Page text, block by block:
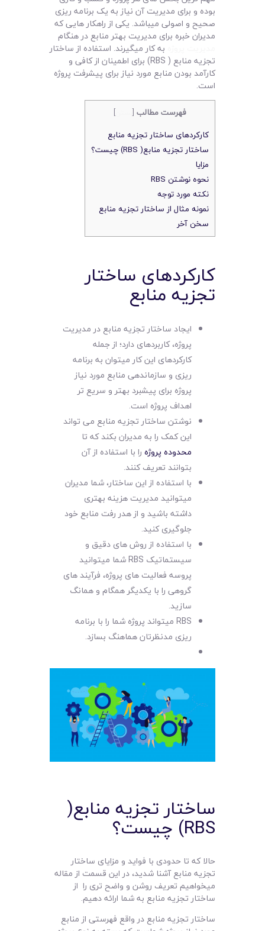
بوده و برای مدیریت آن نیاز به یک برنامه ریزی
صحیح و اصولی میباشد. یکی از راهکار هایی که
مدیران خبره برای مدیریت بهتر منابع در هنگام
به کار میگیرند. استفاده از ساختار
تجزیه منابع ( RBS) برای اطمینان از کافی و
کارآمد بودن منابع مورد نیاز برای پیشرفت پروژه
است.
فهرست مطالب [بستن ]
کارکردهای ساختار تجزیه منابع
ساختار تجزیه منابع( RBS) چیست؟
مزایا
نحوه نوشتن RBS
نکته مورد توجه
نمونه مثال از ساختار تجزیه منابع
سخن آخر
کارکردهای ساختار
تجزیه منابع
ایجاد ساختار تجزیه منابع در مدیریت
پروژه، کاربردهای دارد؛ از جمله
کارکردهای این کار میتوان به برنامه
ریزی و سازماندهی منابع مورد نیاز
پروژه برای پیشبرد بهتر و سریع تر
اهداف پروژه است.
نوشتن ساختار تجزیه منابع می تواند
این کمک را به مدیران بکند که تا
محدوده پروژه را با استفاده از آن
بتوانند تعریف کنند.
با استفاده از این ساختار، شما مدیران
میتوانید مدیریت هزینه بهتری
داشته باشید و از هدر رفت منابع خود
جلوگیری کنید.
با استفاده از روش های دقیق و
سیستماتیک RBS شما میتوانید
پروسه فعالیت های پروژه، فرآیند های
گروهی را با یکدیگر همگام و همانگ
سازید.
RBS میتواند پروژه شما را با برنامه
ریزی مدنظرتان هماهنگ بسازد.
ساختار تجزیه منابع(
RBS) چیست؟
حالا که تا حدودی با فواید و مزایای ساختار
تجزیه منابع آشنا شدید، در این قسمت از مقاله
میخواهیم تعریف روشن و واضح تری را از
ساختار تجزیه منابع به شما ارائه دهیم.
ساختار تجزیه منابع در واقع فهرستی از منابع